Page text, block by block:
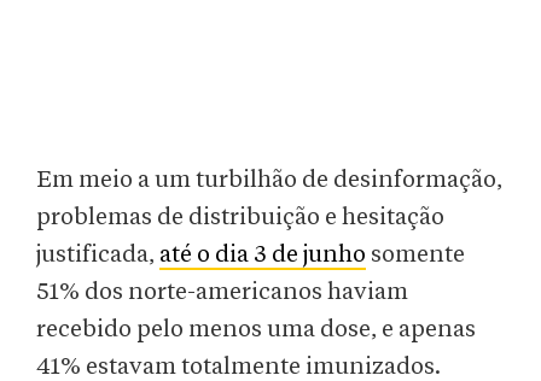
Em meio a um turbilhão de desinformação,
problemas de distribuição e hesitação
justificada, até o dia 3 de junho somente
51% dos norte-americanos haviam
recebido pelo menos uma dose, e apenas
41% estavam totalmente imunizados.